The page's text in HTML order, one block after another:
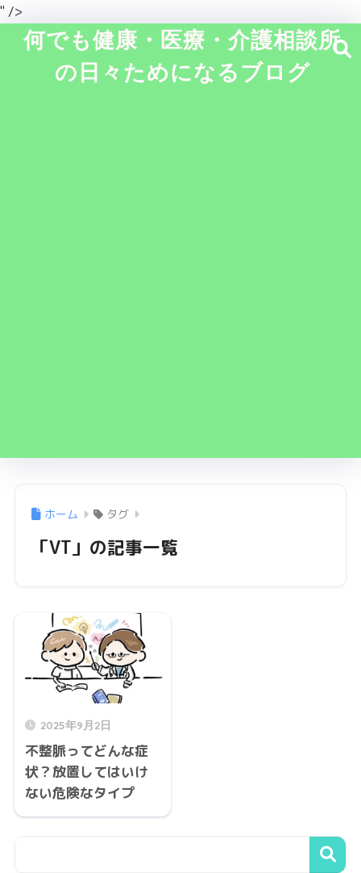
" />
何でも健康・医療・介護相談所
の日々ためになるブログ
ホーム タグ
「VT」の記事一覧
2025年9月2日
不整脈ってどんな症
状？放置してはいけ
ない危険なタイプ